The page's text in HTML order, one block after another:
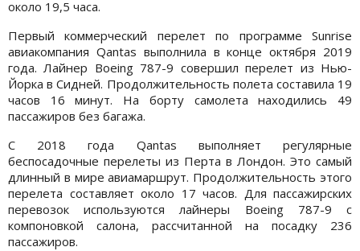
около 19,5 часа.
Первый коммерческий перелет по программе Sunrise
авиакомпания Qantas выполнила в конце октября 2019
года. Лайнер Boeing 787-9 совершил перелет из Нью-
Йорка в Сидней. Продолжительность полета составила 19
часов 16 минут. На борту самолета находились 49
пассажиров без багажа.
С 2018 года Qantas выполняет регулярные
беспосадочные перелеты из Перта в Лондон. Это самый
длинный в мире авиамаршрут. Продолжительность этого
перелета составляет около 17 часов. Для пассажирских
перевозок используются лайнеры Boeing 787-9 с
компоновкой салона, рассчитанной на посадку 236
пассажиров.